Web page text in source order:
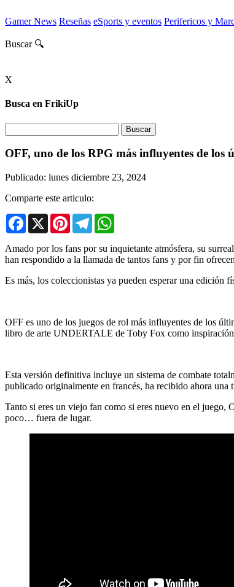
Gamer News Reseñas eSports y eventos Perifericos y
Buscar 🔍
X
Busca en FrikiUp
OFF, uno de los RPG más influyentes de los
Publicado: lunes diciembre 23, 2024
Comparte este articulo:
Facebook
X PinterestTelegram
Amado por los fans por su inquietante atmósfera, su
han respondido a la llamada de tantos fans y por fin
Es más, los coleccionistas ya pueden esperar una edición
OFF es uno de los juegos de rol más influyentes de los
libro de arte UNDERTALE de Toby Fox como inspiración
Esta versión definitiva incluye un sistema de combate
publicado originalmente en francés, ha recibido ahora una
Tanto si eres un viejo fan como si eres nuevo en el juego,
poco… fuera de lugar.